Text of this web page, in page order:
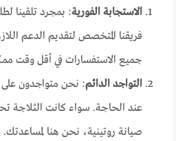
الاستجابة الفورية: بمجرد تلقينا
فريقنا المتخصص لتقديم الدعم
جميع الاستفسارات في أقل وقت
التواجد الدائم: نحن متواجدون على
عند الحاجة. سواء كانت الثلاجة
صيانة روتينية، نحن هنا لمساعدتك.